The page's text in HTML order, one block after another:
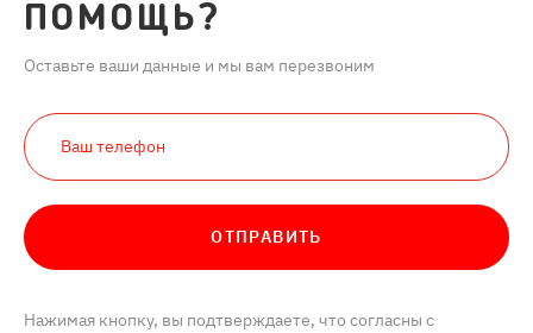
ПОМОЩЬ?
Оставьте ваши данные и мы вам перезвоним
ОТПРАВИТЬ
Нажимая кнопку, вы подтверждаете, что согласны с